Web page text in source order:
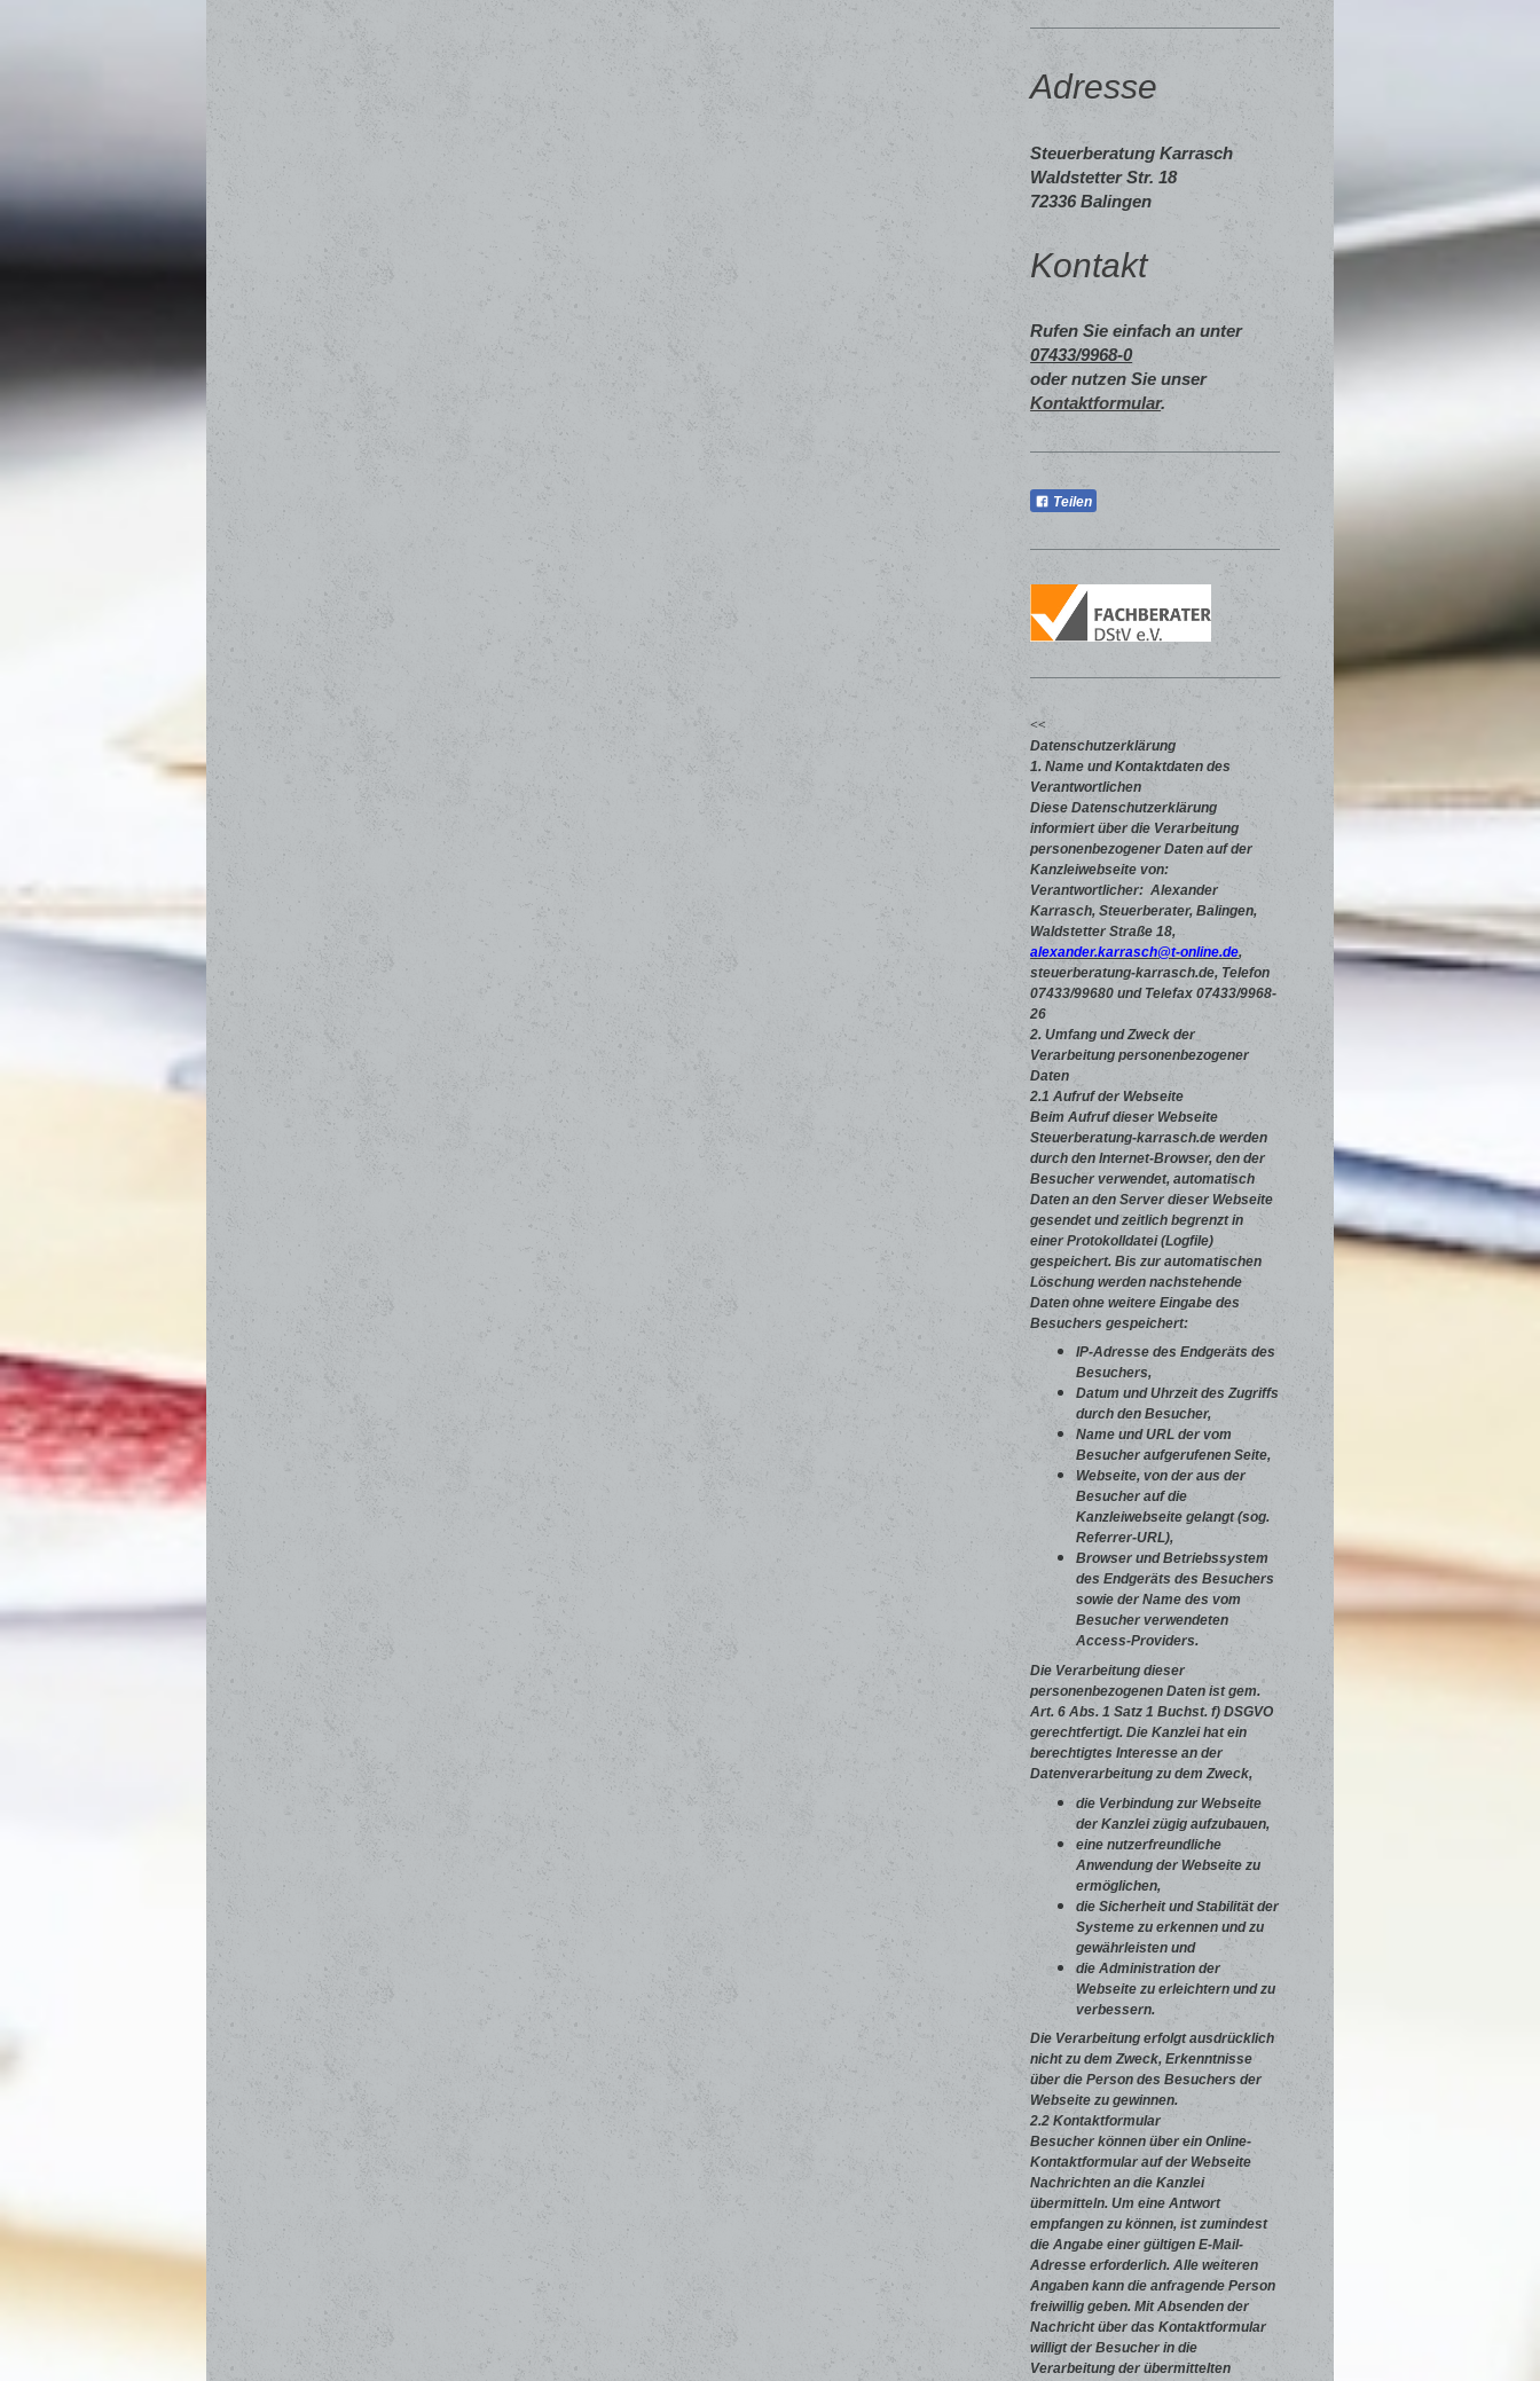
Adresse
Steuerberatung Karrasch
Waldstetter Str. 18
72336 Balingen
Kontakt
Rufen Sie einfach an unter
07433/9968-0
oder nutzen Sie unser
Kontaktformular.
Teilen
<<
Datenschutzerklärung
1. Name und Kontaktdaten des
Verantwortlichen
Diese Datenschutzerklärung
informiert über die Verarbeitung
personenbezogener Daten auf der
Kanzleiwebseite von:
Verantwortlicher: Alexander
Karrasch, Steuerberater, Balingen,
Waldstetter Straße 18,
alexander.karrasch@t-online.de,
steuerberatung-karrasch.de, Telefon
07433/99680 und Telefax 07433/9968-
26
2. Umfang und Zweck der
Verarbeitung personenbezogener
Daten
2.1 Aufruf der Webseite
Beim Aufruf dieser Webseite
Steuerberatung-karrasch.de werden
durch den Internet-Browser, den der
Besucher verwendet, automatisch
Daten an den Server dieser Webseite
gesendet und zeitlich begrenzt in
einer Protokolldatei (Logfile)
gespeichert. Bis zur automatischen
Löschung werden nachstehende
Daten ohne weitere Eingabe des
Besuchers gespeichert:
IP-Adresse des Endgeräts des
Besuchers,
Datum und Uhrzeit des Zugriffs
durch den Besucher,
Name und URL der vom
Besucher aufgerufenen Seite,
Webseite, von der aus der
Besucher auf die
Kanzleiwebseite gelangt (sog.
Referrer-URL),
Browser und Betriebssystem
des Endgeräts des Besuchers
sowie der Name des vom
Besucher verwendeten
Access-Providers.
Die Verarbeitung dieser
personenbezogenen Daten ist gem.
Art. 6 Abs. 1 Satz 1 Buchst. f) DSGVO
gerechtfertigt. Die Kanzlei hat ein
berechtigtes Interesse an der
Datenverarbeitung zu dem Zweck,
die Verbindung zur Webseite
der Kanzlei zügig aufzubauen,
eine nutzerfreundliche
Anwendung der Webseite zu
ermöglichen,
die Sicherheit und Stabilität der
Systeme zu erkennen und zu
gewährleisten und
die Administration der
Webseite zu erleichtern und zu
verbessern.
Die Verarbeitung erfolgt ausdrücklich
nicht zu dem Zweck, Erkenntnisse
über die Person des Besuchers der
Webseite zu gewinnen.
2.2 Kontaktformular
Besucher können über ein Online-
Kontaktformular auf der Webseite
Nachrichten an die Kanzlei
übermitteln. Um eine Antwort
empfangen zu können, ist zumindest
die Angabe einer gültigen E-Mail-
Adresse erforderlich. Alle weiteren
Angaben kann die anfragende Person
freiwillig geben. Mit Absenden der
Nachricht über das Kontaktformular
willigt der Besucher in die
Verarbeitung der übermittelten